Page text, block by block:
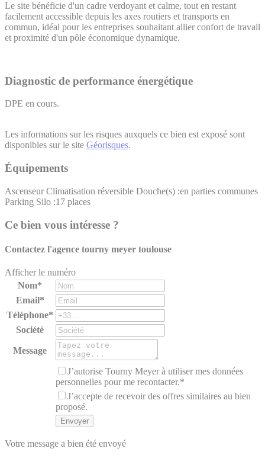
Le site bénéficie d'un cadre verdoyant et calme, tout en restant
facilement accessible depuis les axes routiers et transports en
commun, idéal pour les entreprises souhaitant allier confort de travail
et proximité d'un pôle économique dynamique.
Diagnostic de performance énergétique
DPE en cours.
Les informations sur les risques auxquels ce bien est exposé sont
disponibles sur le site Géorisques.
Équipements
Ascenseur Climatisation réversible Douche(s) :en parties communes
Parking Silo :17 places
Ce bien vous intéresse ?
Contactez l'agence tourny meyer toulouse
Afficher le numéro
Nom*
Email*
Téléphone*
Société
Message
J’autorise Tourny Meyer à utiliser mes données
personnelles pour me recontacter.*
J’accepte de recevoir des offres similaires au bien
proposé.
Votre message a bien été envoyé